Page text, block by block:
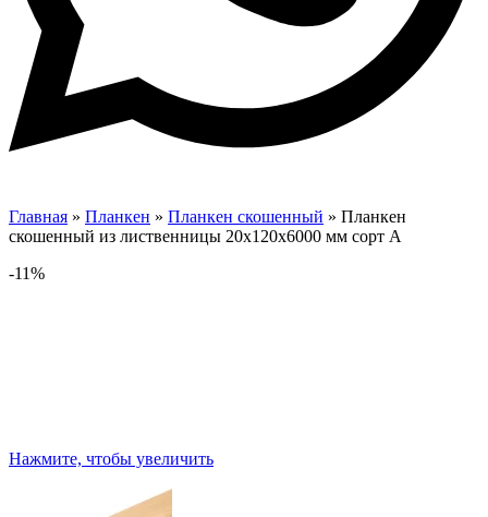
Главная » Планкен » Планкен скошенный » Планкен
скошенный из лиственницы 20х120х6000 мм сорт А
-11%
Нажмите, чтобы увеличить